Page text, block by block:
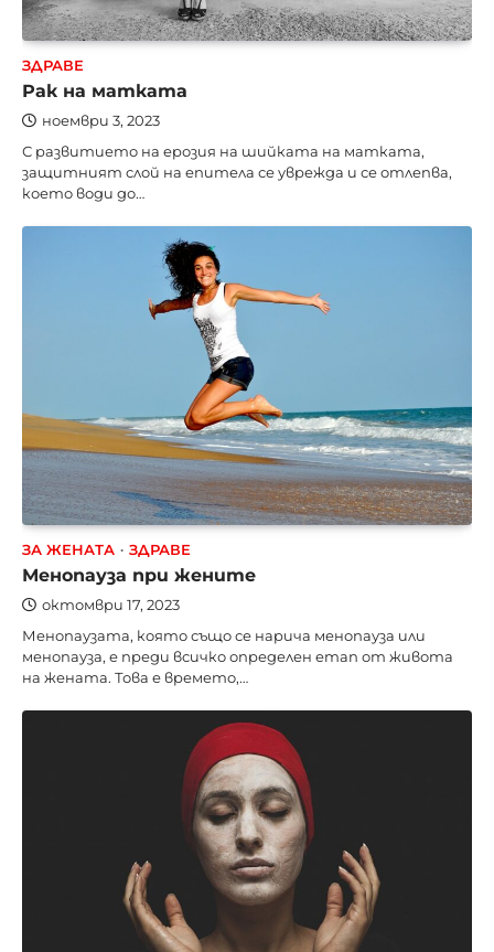
ЗДРАВЕ
Рак на матката
ноември 3, 2023
С развитието на ерозия на шийката на матката,
защитният слой на епитела се уврежда и се отлепва,
което води до…
ЗА ЖЕНАТА ЗДРАВЕ
Менопауза при жените
октомври 17, 2023
Менопаузата, която също се нарича менопауза или
менопауза, е преди всичко определен етап от живота
на жената. Това е времето,…